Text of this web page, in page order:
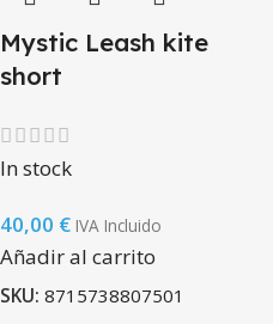
Mystic Leash kite
short
In stock
40,00 € IVA Incluido
Añadir al carrito
SKU: 8715738807501